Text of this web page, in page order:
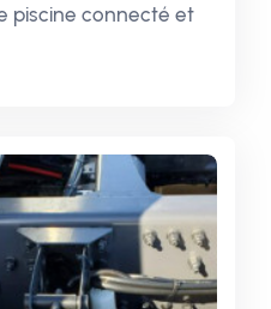
piscine connecté et